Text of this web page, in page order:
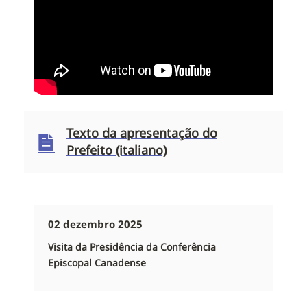
Texto da apresentação do
Prefeito (italiano)
02 dezembro 2025
Visita da Presidência da Conferência
Episcopal Canadense